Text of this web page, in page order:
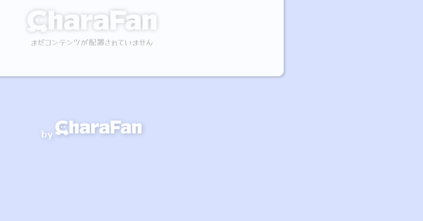
まだコンテンツが配置されていません
by